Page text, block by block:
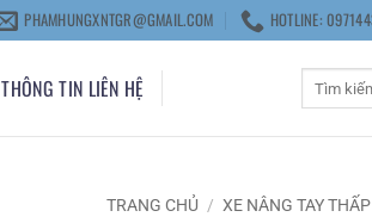
PHAMHUNGXNTGR@GMAIL.COM HOTLINE:
THÔNG TIN LIÊN HỆ
TRANG CHỦ / XE NÂNG TAY THẤP